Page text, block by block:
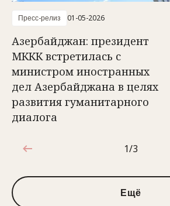
Пресс-релиз 01-05-2026
Азербайджан: президент
МККК встретилась с
министром иностранных
дел Азербайджана в целях
развития гуманитарного
диалога
1 из 3
1/3
Ещё